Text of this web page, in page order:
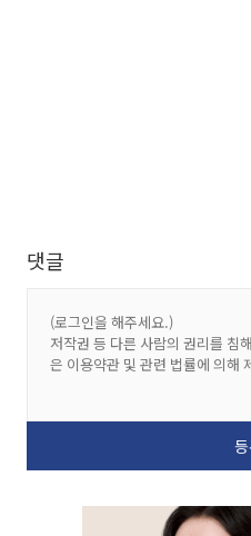
댓글